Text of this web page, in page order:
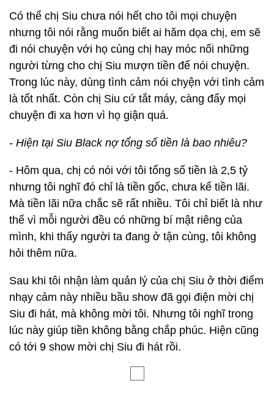
Có thể chị Siu chưa nói hết cho tôi mọi chuyện
nhưng tôi nói rằng muốn biết ai hăm dọa chị, em sẽ
đi nói chuyện với họ cùng chị hay móc nối những
người từng cho chị Siu mượn tiền để nói chuyện.
Trong lúc này, dùng tình cảm nói chyện với tình cảm
là tốt nhất. Còn chị Siu cứ tắt máy, càng đẩy mọi
chuyện đi xa hơn vì họ giận quá.
- Hiện tại Siu Black nợ tổng số tiền là bao nhiêu?
- Hôm qua, chị có nói với tôi tổng số tiền là 2,5 tỷ
nhưng tôi nghĩ đó chỉ là tiền gốc, chưa kể tiền lãi.
Mà tiền lãi nữa chắc sẽ rất nhiều. Tôi chỉ biết là như
thế vì mỗi người đều có những bí mật riêng của
mình, khi thấy người ta đang ở tận cùng, tôi không
hỏi thêm nữa.
Sau khi tôi nhận làm quản lý của chị Siu ở thời điểm
nhạy cảm này nhiều bầu show đã gọi điện mời chị
Siu đi hát, mà không mời tôi. Nhưng tôi nghĩ trong
lúc này giúp tiền không bằng chắp phúc. Hiện cũng
có tới 9 show mời chị Siu đi hát rồi.